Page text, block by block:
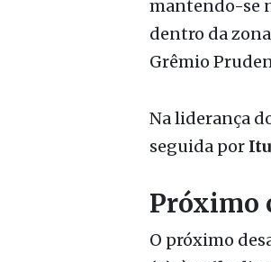
mantendo-se
dentro da
Grêmio
Na liderança
seguida por
Próximo
O próximo